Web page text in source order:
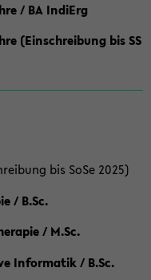
/ BA IndiErg
(Einschreibung bis SS
bis SoSe 2025)
/ B.Sc.
/ M.Sc.
Informatik / B.Sc.